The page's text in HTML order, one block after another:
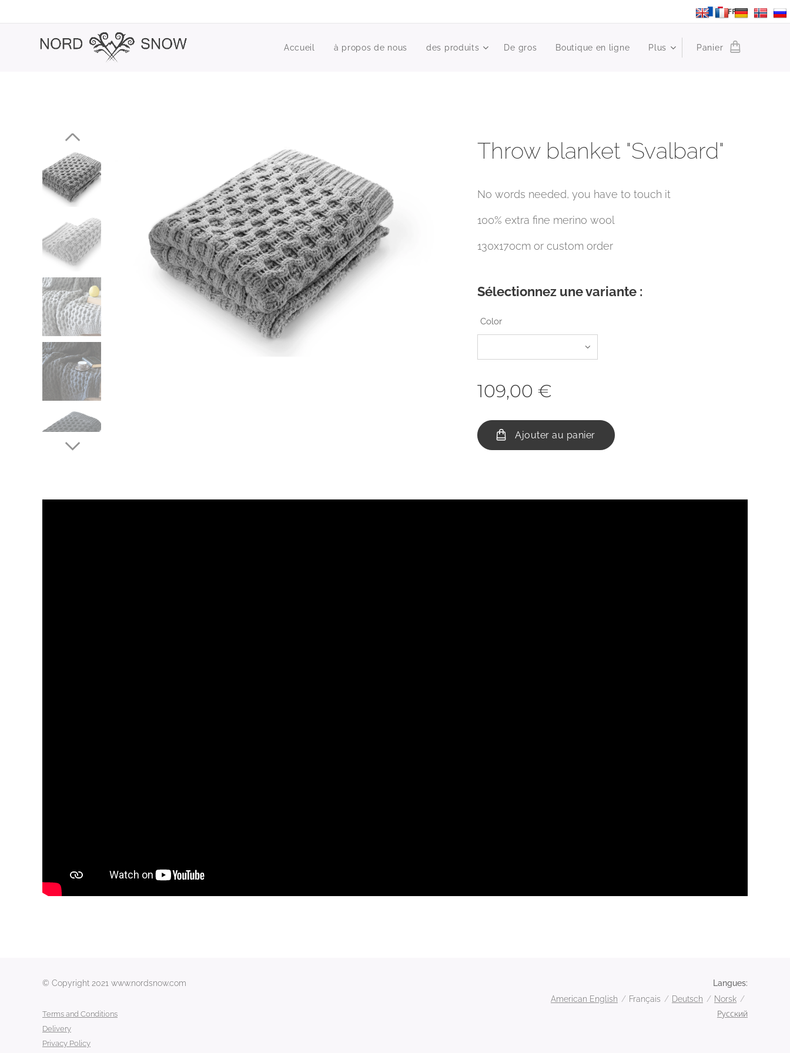
FR
Accueil à propos de nous des produits De gros Boutique en ligne Plus Panier
Throw blanket "Svalbard"
No words needed, you have to touch it
100% extra fine merino wool
130x170cm or custom order
Sélectionnez une variante :
Color
109,00 €
Ajouter au panier
© Copyright 2021 www.nordsnow.com
Terms and Conditions
Delivery
Privacy Policy
Langues
American English
Français Deutsch
Norsk
Русский